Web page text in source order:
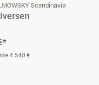
Scandinavia
4.540 €